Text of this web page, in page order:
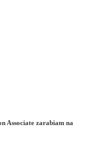
Associate zarabiam na